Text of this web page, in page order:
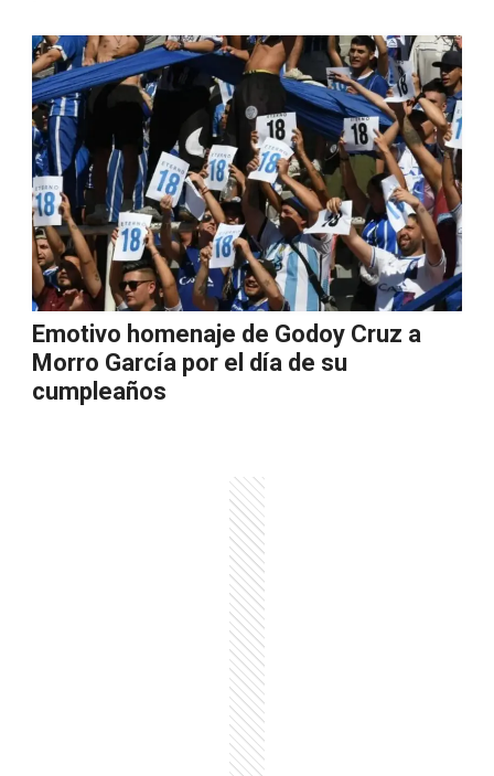
Emotivo homenaje de Godoy Cruz a
Morro García por el día de su
cumpleaños